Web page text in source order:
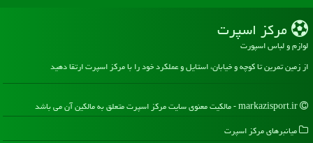
مركز اسپرت
لوازم و لباس اسپورت
از زمین تمرین تا کوچه و خیابان، استایل و عملکرد خود را با مرکز اسپرت ارتقا دهید
میانبرهای مركز اسپرت